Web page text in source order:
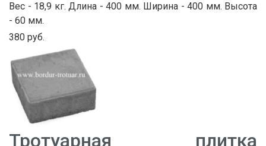
Вес - 18,9 кг. Длина - 400 мм. Ширина - 400 мм. Высота
- 60 мм.
380 руб.
Тротуарная плитка